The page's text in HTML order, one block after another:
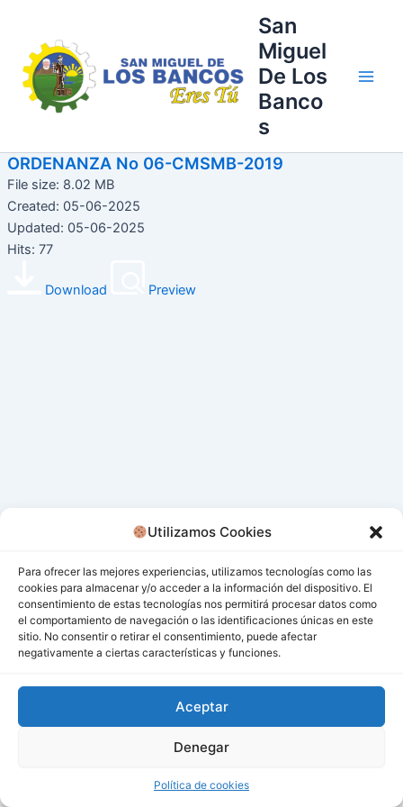
Utilizamos Cookies
Para ofrecer las mejores experiencias, utilizamos tecnologías como las
cookies para almacenar y/o acceder a la información del dispositivo. El
consentimiento de estas tecnologías nos permitirá procesar datos como
el comportamiento de navegación o las identificaciones únicas en este
sitio. No consentir o retirar el consentimiento, puede afectar
negativamente a ciertas características y funciones.
Aceptar
Denegar
Política de cookies
contenido
San
Miguel
De Los
Banco
s
ORDENANZA No 06-CMSMB-2019
File size: 8.02 MB
Created: 05-06-2025
Updated: 05-06-2025
Hits: 77
Download Preview
Todos los derechos © 2026 San Miguel De Los Bancos |